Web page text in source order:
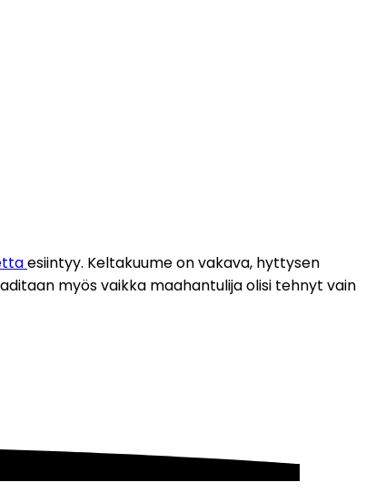
esiintyy. Keltakuume on vakava, hyttysen
myös vaikka maahantulija olisi tehnyt vain